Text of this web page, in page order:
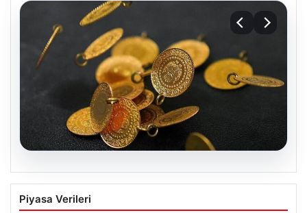
05.08.2026
13 Nisan 2026 Altın Fiyatları: Gram,
Çeyrek ve Cumhuriyet Altını Güncel
Piyasa Verileri